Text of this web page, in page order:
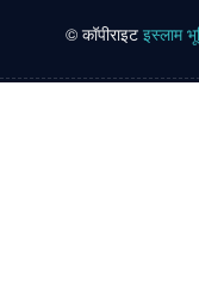
© कॉपीराइट